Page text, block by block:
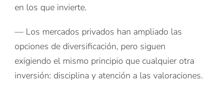
en los que invierte.
— Los mercados privados han ampliado las
opciones de diversificación, pero siguen
exigiendo el mismo principio que cualquier otra
inversión: disciplina y atención a las valoraciones.